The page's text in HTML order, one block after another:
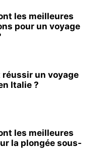
les meilleures
pour un voyage
réussir un voyage
Italie ?
les meilleures
la plongée sous-